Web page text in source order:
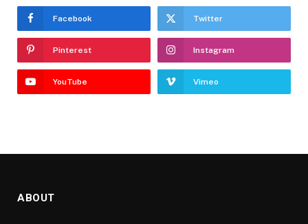
Facebook Twitter
Pinterest Instagram
YouTube Vimeo
ABOUT